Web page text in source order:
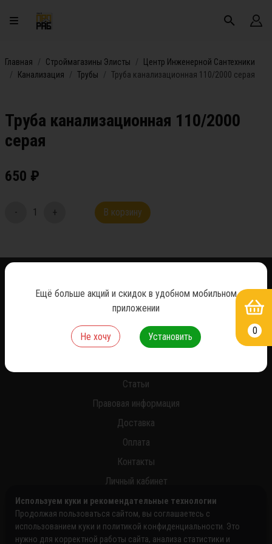
Главная Строймагазины Элисты
Центр Инженерной Сантехники
Канализация
Трубы Труба канализационная 110/2000 серая
Труба канализационная 110/2000
серая
650 ₽
- 1 + В корзину
*
О нас
Статьи
Правовая информация
Доставка
Оплата
Контакты
Личный кабинет
0
Используем куки и рекомендательные технологии
Продолжая пользоваться сайтом, вы соглашаетесь с
использованием куки и политикой конфиденциальности. Это
нужно для корректной работы сайта, анализа статистики и
Ещё больше акций и скидок в удобном мобильном
приложении
Не хочу Установить